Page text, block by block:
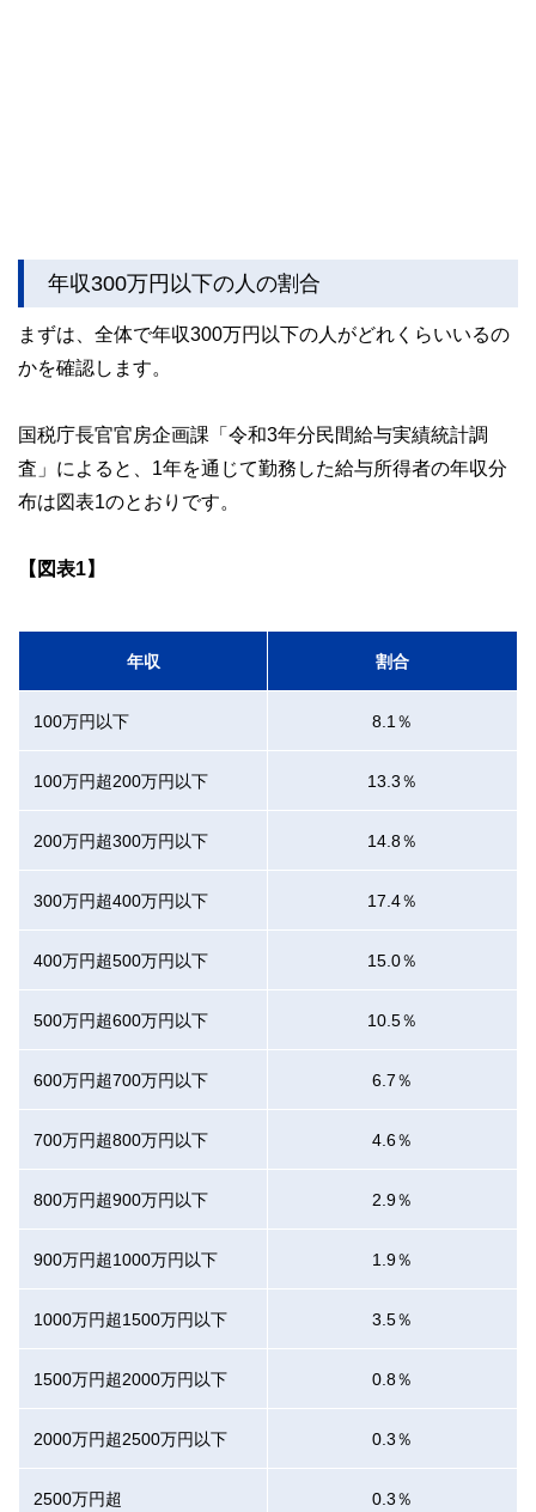
年収300万円以下の人の割合
まずは、全体で年収300万円以下の人がどれくらいいるの
かを確認します。
国税庁長官官房企画課「令和3年分民間給与実績統計調
査」によると、1年を通じて勤務した給与所得者の年収分
布は図表1のとおりです。
【図表1】
年収 割合
100万円以下 8.1％
100万円超200万円以下 13.3％
200万円超300万円以下 14.8％
300万円超400万円以下 17.4％
400万円超500万円以下 15.0％
500万円超600万円以下 10.5％
600万円超700万円以下 6.7％
700万円超800万円以下 4.6％
800万円超900万円以下 2.9％
900万円超1000万円以下 1.9％
1000万円超1500万円以下 3.5％
1500万円超2000万円以下 0.8％
2000万円超2500万円以下 0.3％
2500万円超 0.3％